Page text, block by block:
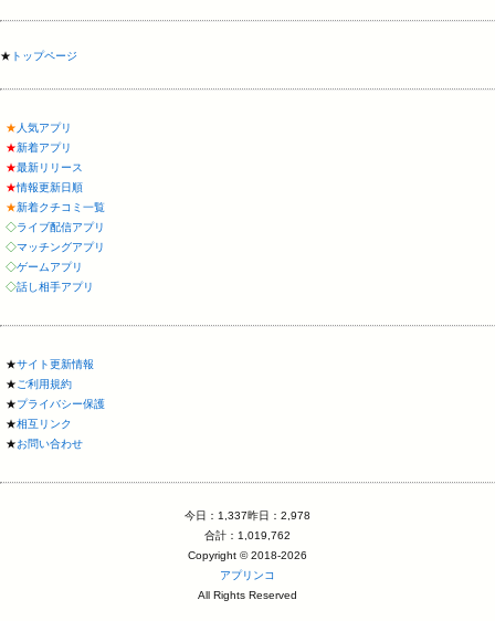
★ トップページ
★ 人気アプリ
★新着アプリ
★最新リリース
★情報更新日順
★新着クチコミ一覧
◇ライブ配信アプリ
◇マッチングアプリ
◇ゲームアプリ
◇話し相手アプリ
★サイト更新情報
★ ご利用規約
★プライバシー保護
★相互リンク
★お問い合わせ
今日：1,337昨日：2,978
合計：1,019,762
Copyright © 2018-2026
アプリンコ
All Rights Reserved